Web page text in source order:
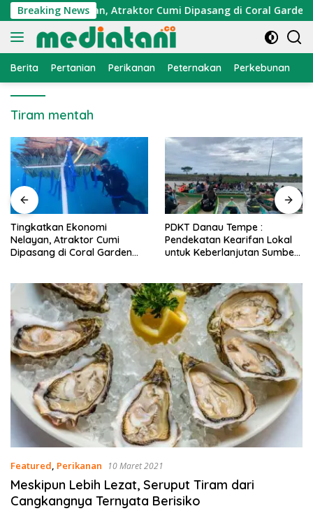
Langsung
ke
konten
Breaking News
Nelayan, Atraktor Cumi Dipasang di Coral Garden
Berita Pertanian Perikanan Peternakan Perkebunan
Tiram mentah
PDKT Danau Tempe :
Pendekatan Kearifan Lokal
untuk Keberlanjutan Sumber
Cara Mengatasi Penyakit
PMK pada Sapi Perah
Alami dan Medis
Featured, Perikanan 10 Maret 2021
Meskipun Lebih Lezat, Seruput Tiram dari
Cangkangnya Ternyata Berisiko